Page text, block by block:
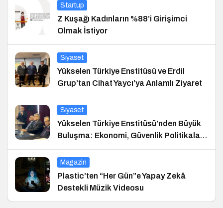
Startup
Z Kuşağı Kadınların %88’i Girişimci
Olmak İstiyor
Siyaset
Yükselen Türkiye Enstitüsü ve Erdil
Grup’tan Cihat Yaycı’ya Anlamlı Ziyaret
Siyaset
Yükselen Türkiye Enstitüsü’nden Büyük
Buluşma: Ekonomi, Güvenlik Politikaları
ve Hukuk Konferansı
Magazin
Plastic’ten “Her Gün”e Yapay Zekâ
Destekli Müzik Videosu